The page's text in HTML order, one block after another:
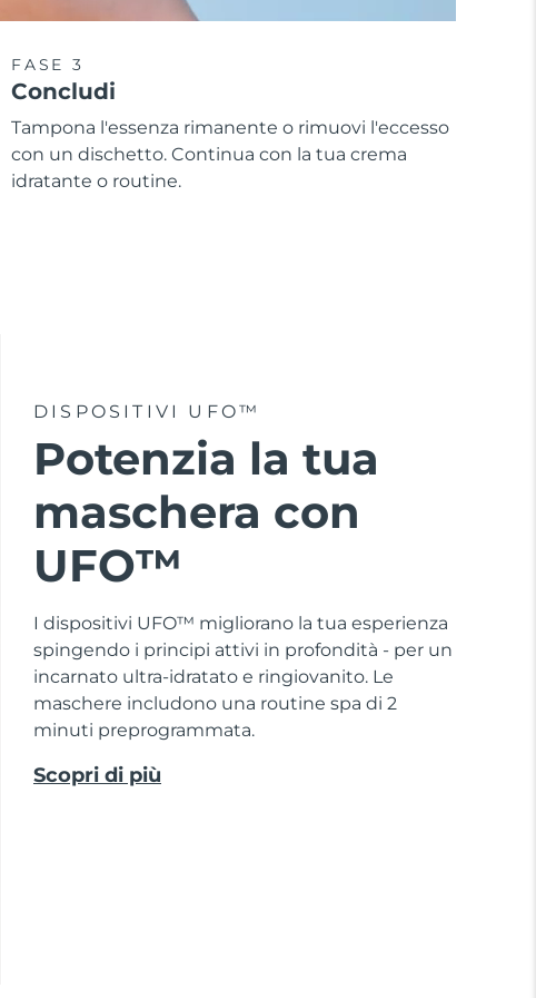
FASE 3
Concludi
Tampona l'essenza rimanente o rimuovi l'eccesso
con un dischetto. Continua con la tua crema
idratante o routine.
DISPOSITIVI UFO™
Potenzia la tua
maschera con
UFO™
I dispositivi UFO™ migliorano la tua esperienza
spingendo i principi attivi in profondità - per un
incarnato ultra-idratato e ringiovanito. Le
maschere includono una routine spa di 2
minuti preprogrammata.
Scopri di più